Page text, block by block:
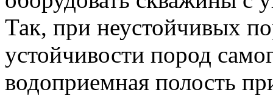
Так, при неустойчивых
устойчивости пород
водоприемная полость